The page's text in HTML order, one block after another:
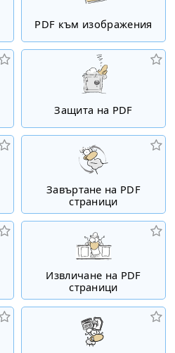
PDF към изображения
Защита на PDF
Завъртане на PDF
страници
Извличане на PDF
страници